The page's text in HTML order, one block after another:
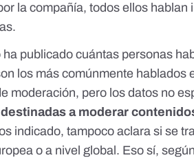
la compañía, todos ellos hablan
ha publicado cuántas personas
los más comúnmente hablados
moderación, pero los datos no
a moderar
indicado, tampoco aclara si se
o a nivel global. Eso sí,